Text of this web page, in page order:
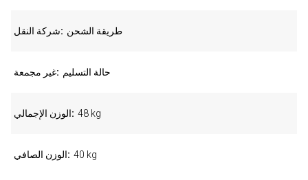
شركة النقل طريقة الشحن
غير مجمعة حالة التسليم
الوزن الإجمالي 48 kg
الوزن الصافي 40 kg